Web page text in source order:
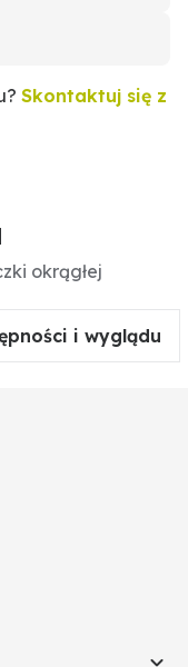
Skontaktuj się z
okrągłej
i wyglądu